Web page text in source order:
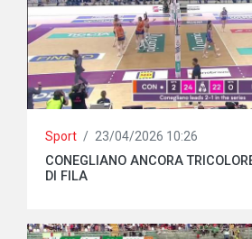
Sport / 23/04/2026 10:26
CONEGLIANO ANCORA
DI FILA